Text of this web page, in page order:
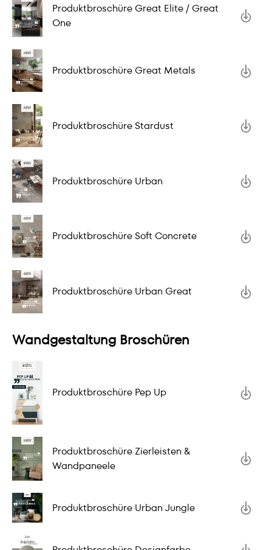
Produktbroschüre Great Elite / Great
One
Produktbroschüre Great Metals
Produktbroschüre Stardust
Produktbroschüre Urban
Produktbroschüre Soft Concrete
Produktbroschüre Urban Great
Wandgestaltung Broschüren
Produktbroschüre Pep Up
Produktbroschüre Zierleisten &
Wandpaneele
Produktbroschüre Urban Jungle